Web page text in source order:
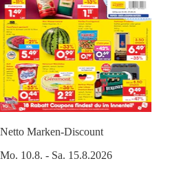
Netto Marken-Discount
Mo. 10.8. - Sa. 15.8.2026